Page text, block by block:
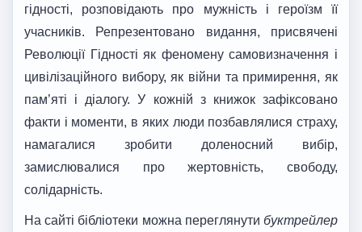
гідності, розповідають про мужність і героїзм її
учасників. Репрезентовано видання, присвячені
Революції Гідності як феномену самовизначення і
цивілізаційного вибору, як війни та примирення, як
пам’яті і діалогу. У кожній з книжок зафіксовано
факти і моменти, в яких люди позбавлялися страху,
намагалися зробити доленосний вибір,
замислювалися про жертовність, свободу,
солідарність.
На сайті бібліотеки можна переглянути буктрейлер